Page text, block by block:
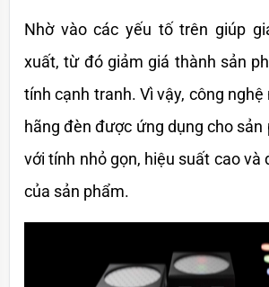
Nhờ vào các yếu tố trên giúp
xuất, từ đó giảm giá thành sản
tính cạnh tranh. Vì vậy, công
hãng đèn được ứng dụng cho sản
với tính nhỏ gọn, hiệu suất cao và
của sản phẩm.